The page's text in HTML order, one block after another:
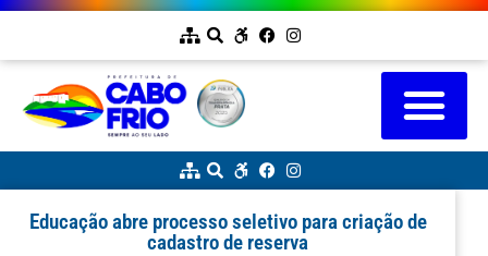
Educação abre processo seletivo para criação de
cadastro de reserva